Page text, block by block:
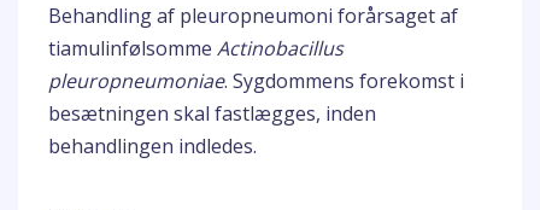
Behandling af pleuropneumoni forårsaget af
tiamulinfølsomme Actinobacillus
pleuropneumoniae. Sygdommens forekomst i
besætningen skal fastlægges, inden
behandlingen indledes.